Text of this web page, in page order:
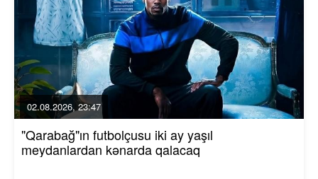
02.08.2026, 23:47
"Qarabağ"ın futbolçusu iki ay yaşıl
meydanlardan kənarda qalacaq